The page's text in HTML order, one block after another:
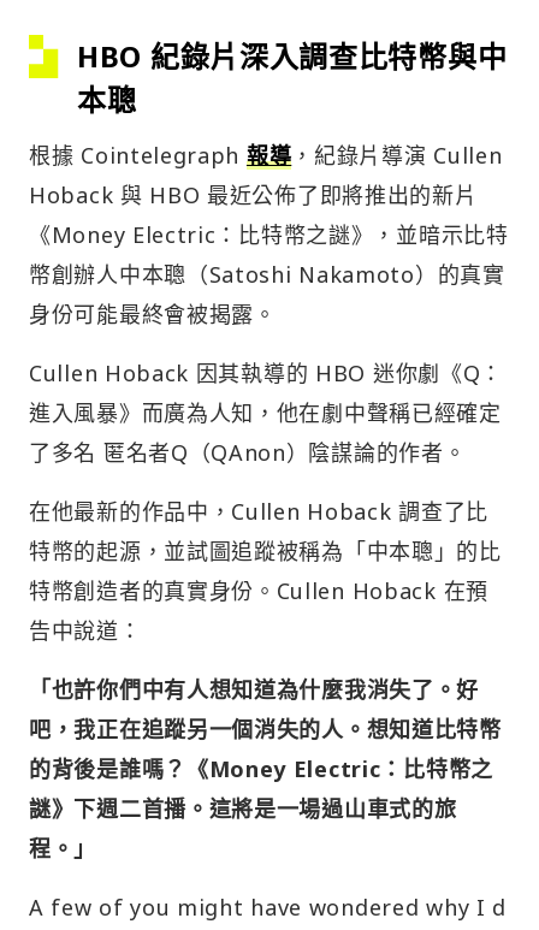
HBO 紀錄片深入調查比特幣與中
本聰
根據 Cointelegraph 報導 ，紀錄片導演 Cullen
Hoback 與 HBO 最近公佈了即將推出的新片
《Money Electric：比特幣之謎》，並暗示比特
幣創辦人中本聰（Satoshi Nakamoto）的真實
身份可能最終會被揭露。
Cullen Hoback 因其執導的 HBO 迷你劇《Q：
進入風暴》而廣為人知，他在劇中聲稱已經確定
了多名 匿名者Q（QAnon）陰謀論的作者。
在他最新的作品中，Cullen Hoback 調查了比
特幣的起源，並試圖追蹤被稱為「中本聰」的比
特幣創造者的真實身份。Cullen Hoback 在預
告中說道：
「也許你們中有人想知道為什麼我消失了。好
吧，我正在追蹤另一個消失的人。想知道比特幣
的背後是誰嗎？《Money Electric：比特幣之
謎》下週二首播。這將是一場過山車式的旅
程。」
A few of you might have wondered why I d